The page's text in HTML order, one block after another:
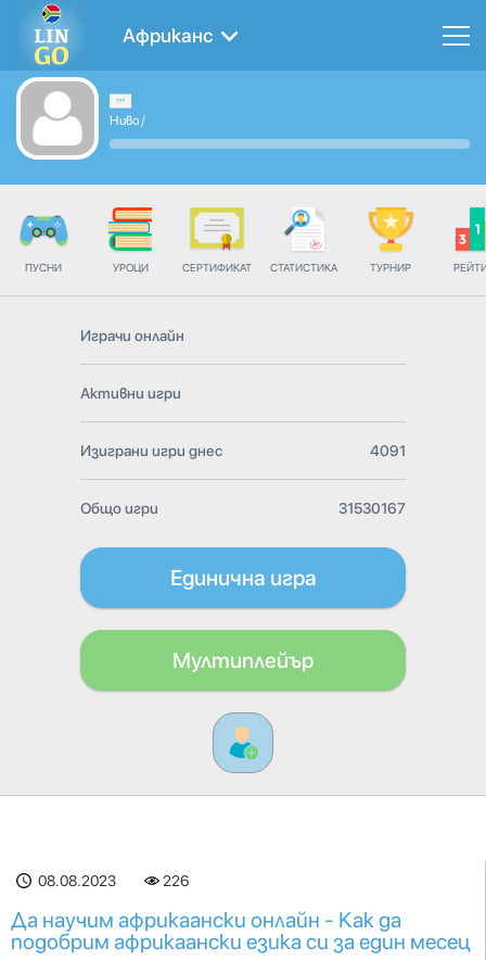
Африканс
Ниво/
ПУСНИ УРОЦИ СЕРТИФИКАТ СТАТИСТИКА ТУРНИР
Играчи онлайн
Активни игри
Изиграни игри днес 4091
Общо игри 31530167
Единична игра
Мултиплейър
08.08.2023 226
Да научим африкаански онлайн - Как да
подобрим африкаански езика си за един месец